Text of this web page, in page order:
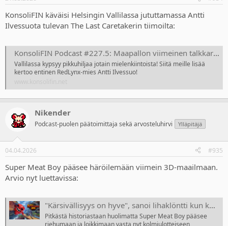
KonsoliFIN käväisi Helsingin Vallilassa jututtamassa Antti
Ilvessuota tulevan The Last Caretakerin tiimoilta:
KonsoliFIN Podcast #227.5: Maapallon viimeinen talkkari (vieraana Antti Ilvessuo)
Vallilassa kypsyy pikkuhiljaa jotain mielenkiintoista! Siitä meille lisää
kertoo entinen RedLynx-mies Antti Ilvessuo!
Nikender
Podcast-puolen päätoimittaja sekä arvosteluhirvi Ylläpitäjä
04.04.2026 #935
Super Meat Boy pääsee häröilemään viimein 3D-maailmaan.
Arvio nyt luettavissa:
"Kärsivällisyys on hyve", sanoi lihaklöntti kun kolmanteen ulottuvuuteen läksi
Pitkästä historiastaan huolimatta Super Meat Boy pääsee
riehumaan ja loikkimaan vasta nyt kolmiulotteiseen